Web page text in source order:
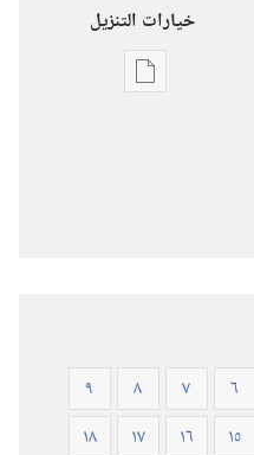
خيارات التنزيل
خيارات
(ورقي
الغلاف)
٦ ٧ ٨
٩
١٥ ١٦ ١٧
١٨